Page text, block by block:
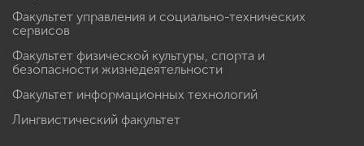
Факультет управления и социально-технических
сервисов
Факультет физической культуры, спорта и
безопасности жизнедеятельности
Факультет информационных технологий
Лингвистический факультет